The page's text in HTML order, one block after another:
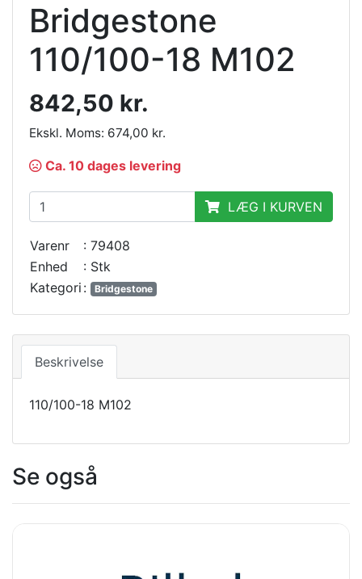
Bridgestone
110/100-18 M102
842,50 kr.
Ekskl. Moms: 674,00 kr.
Ca. 10 dages levering
LÆG I KURVEN
Varenr
: 79408
Enhed
: Stk
Kategori : Bridgestone
Beskrivelse
110/100-18 M102
Se også